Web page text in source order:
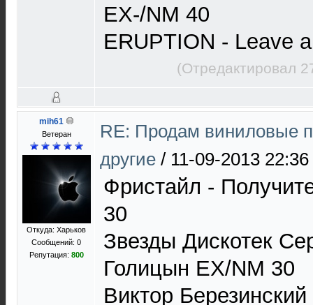
EX-/NM 40
ERUPTION - Leave
(Отредактировал
mih61
Ветеран
Откуда: Харьков
Сообщений: 0
Репутация: 800
RE: Продам виниловые
другие / 11-09-2013 22:36
Фристайл -
30
Звезды Дискотек
Голицын EX/NM 30
Виктор